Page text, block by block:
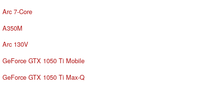
Arc 7-Core
A350M
Arc 130V
GeForce GTX 1050 Ti Mobile
GeForce GTX 1050 Ti Max-Q